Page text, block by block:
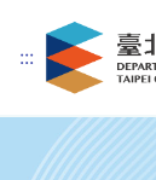
跳到主要內容
:::